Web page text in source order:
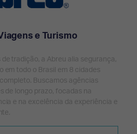
e Turismo
tradição, a Abreu alia segurança,
em todo o Brasil em 8 cidades
Buscamos agências
de longo prazo, focadas na
e na excelência da experiência e